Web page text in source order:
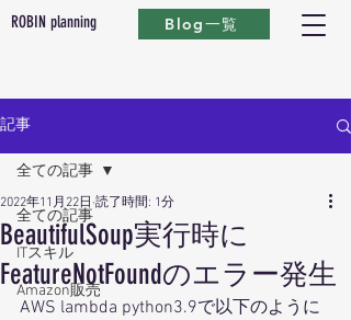
ROBIN planning Blog一覧
記事
全ての記事
ITスキル
Amazon販売
全ての記事
BeautifulSoup実行時に
FeatureNotFoundのエラー発生
2022年11月22日 読了時間: 1分
AWS lambda python3.9で以下のように